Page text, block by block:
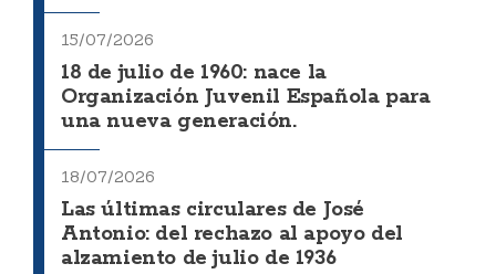
15/07/2026
18 de julio de 1960: nace la
Organización Juvenil Española para
una nueva generación.
18/07/2026
Las últimas circulares de José
Antonio: del rechazo al apoyo del
alzamiento de julio de 1936